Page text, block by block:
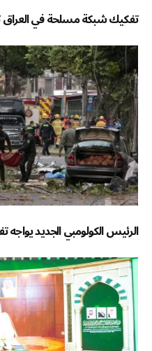
تفكيك شبكة مسلحة في
الرئيس الكولومبي الجديد